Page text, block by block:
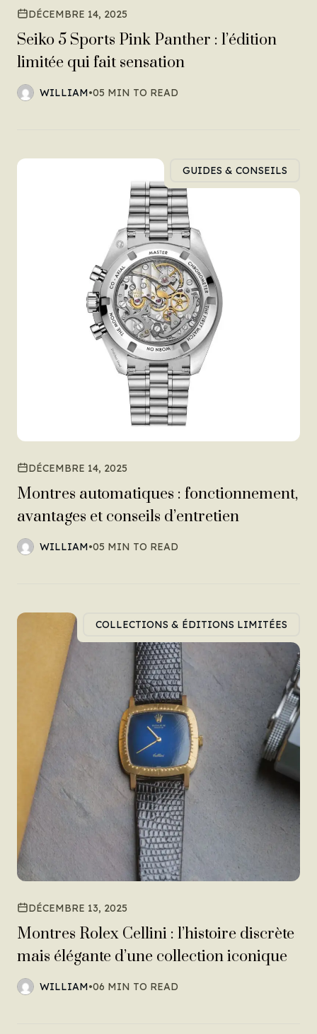
DÉCEMBRE 14, 2025
Seiko 5 Sports Pink Panther : l’édition
limitée qui fait sensation
WILLIAM•05 MIN TO READ
GUIDES & CONSEILS
DÉCEMBRE 14, 2025
Montres automatiques : fonctionnement,
avantages et conseils d’entretien
WILLIAM•05 MIN TO READ
COLLECTIONS & ÉDITIONS LIMITÉES
DÉCEMBRE 13, 2025
Montres Rolex Cellini : l’histoire discrète
mais élégante d’une collection iconique
WILLIAM•06 MIN TO READ